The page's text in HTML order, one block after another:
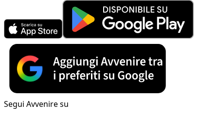
Segui Avvenire su